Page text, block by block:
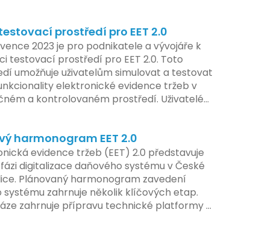
prostředí pro EET 2.0
2023 je pro podnikatele a vývojáře k
testovací prostředí pro EET 2.0. Toto
umožňuje uživatelům simulovat a testovat
elektronické evidence tržeb v
a kontrolovaném prostředí. Uživatelé
nového systému.
harmonogram EET 2.0
evidence tržeb (EET) 2.0 představuje
digitalizace daňového systému v České
Plánovaný harmonogram zavedení
zahrnuje několik klíčových etap.
zahrnuje přípravu technické platformy a